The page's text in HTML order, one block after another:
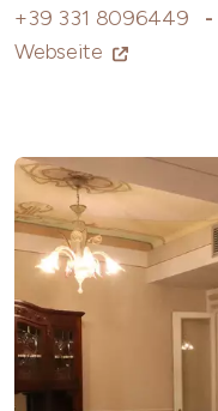
+39 331 8096449
-
Webseite